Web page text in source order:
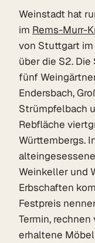
Weinstadt hat
im Rems-Murr-
von Stuttgart
über die S2.
fünf
Endersbach,
Strümpfelbach
Rebfläche
Württembergs.
Weinkeller und
Erbschaften
Festpreis
Termin,
erhaltene